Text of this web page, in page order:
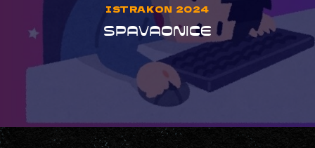
ISTRAKON 2024
SPAVAONICE